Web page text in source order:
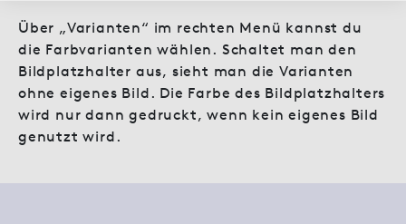
Über „Varianten“ im rechten Menü kannst du
die Farbvarianten wählen. Schaltet man den
Bildplatzhalter aus, sieht man die Varianten
ohne eigenes Bild. Die Farbe des Bildplatzhalters
wird nur dann gedruckt, wenn kein eigenes Bild
genutzt wird.